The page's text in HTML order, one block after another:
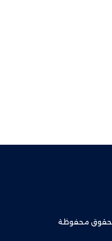
محفوظة